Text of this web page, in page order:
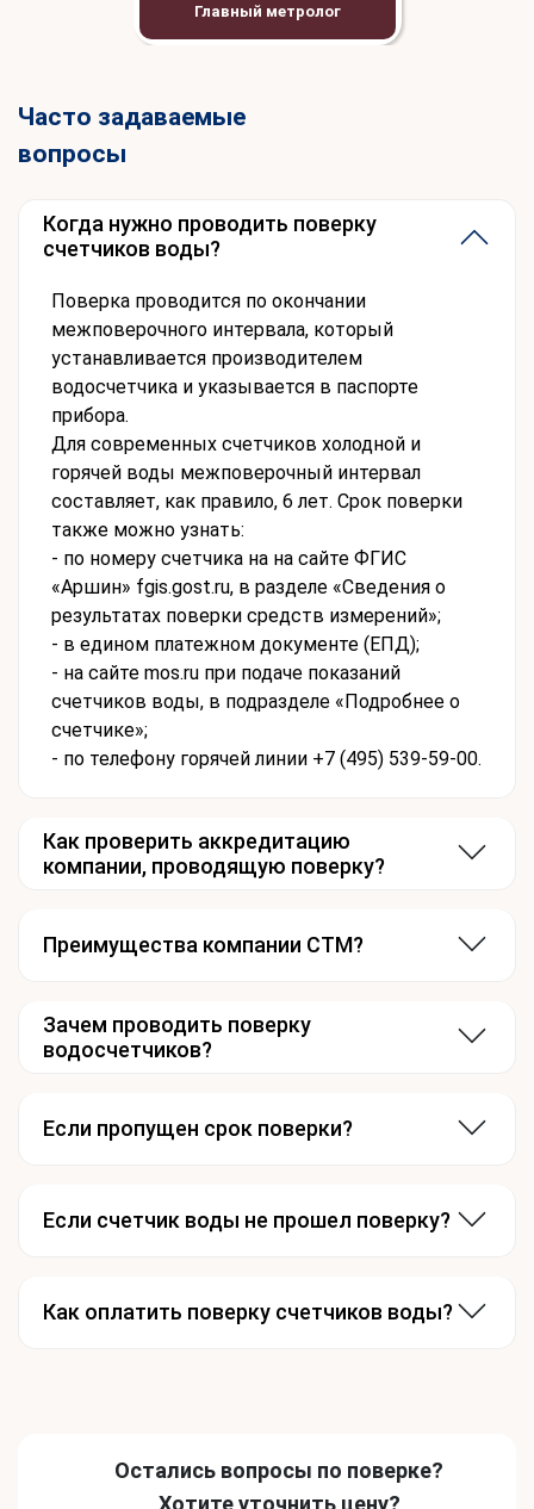
Главный метролог
Часто задаваемые
вопросы
Когда нужно проводить поверку
счетчиков воды?
Поверка проводится по окончании
межповерочного интервала, который
устанавливается производителем
водосчетчика и указывается в паспорте
прибора.
Для современных счетчиков холодной и
горячей воды межповерочный интервал
составляет, как правило, 6 лет. Срок поверки
также можно узнать:
- по номеру счетчика на на сайте ФГИС
«Аршин» fgis.gost.ru, в разделе «Сведения о
результатах поверки средств измерений»;
- в едином платежном документе (ЕПД);
- на сайте mos.ru при подаче показаний
счетчиков воды, в подразделе «Подробнее о
счетчике»;
- по телефону горячей линии +7 (495) 539-59-00.
Как проверить аккредитацию
компании, проводящую поверку?
Преимущества компании СТМ?
Зачем проводить поверку
водосчетчиков?
Если пропущен срок поверки?
Если счетчик воды не прошел поверку?
Как оплатить поверку счетчиков воды?
Остались вопросы по поверке?
Хотите уточнить цену?